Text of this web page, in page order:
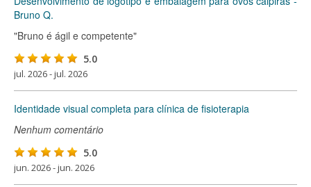
Bruno Q.
"Bruno é ágil e competente"
5.0
jul. 2026 - jul. 2026
Identidade visual completa para clínica de fisioterapia
Nenhum comentário
5.0
jun. 2026 - jun. 2026